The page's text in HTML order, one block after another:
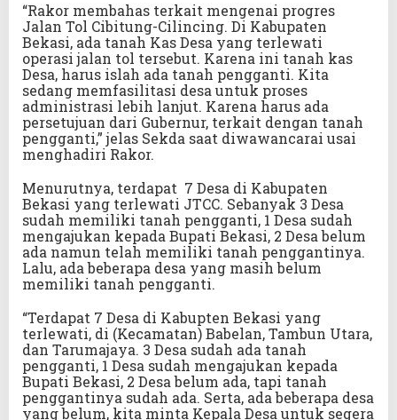
“Rakor membahas terkait mengenai progres
Jalan Tol Cibitung-Cilincing. Di Kabupaten
Bekasi, ada tanah Kas Desa yang terlewati
operasi jalan tol tersebut. Karena ini tanah kas
Desa, harus islah ada tanah pengganti. Kita
sedang memfasilitasi desa untuk proses
administrasi lebih lanjut. Karena harus ada
persetujuan dari Gubernur, terkait dengan tanah
pengganti,” jelas Sekda saat diwawancarai usai
menghadiri Rakor.
Menurutnya, terdapat 7 Desa di Kabupaten
Bekasi yang terlewati JTCC. Sebanyak 3 Desa
sudah memiliki tanah pengganti, 1 Desa sudah
mengajukan kepada Bupati Bekasi, 2 Desa belum
ada namun telah memiliki tanah penggantinya.
Lalu, ada beberapa desa yang masih belum
memiliki tanah pengganti.
“Terdapat 7 Desa di Kabupten Bekasi yang
terlewati, di (Kecamatan) Babelan, Tambun Utara,
dan Tarumajaya. 3 Desa sudah ada tanah
pengganti, 1 Desa sudah mengajukan kepada
Bupati Bekasi, 2 Desa belum ada, tapi tanah
penggantinya sudah ada. Serta, ada beberapa desa
yang belum, kita minta Kepala Desa untuk segera